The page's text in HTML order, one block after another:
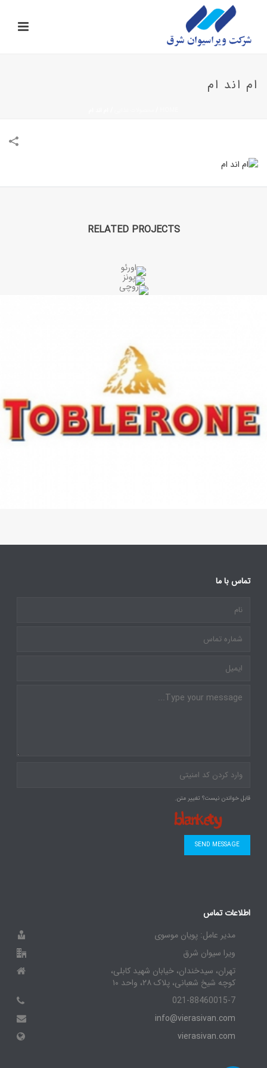
ام اند ام
RELATED PROJECTS
تماس با ما
قابل خواندن نیست؟ تغییر متن.
SEND MESSAGE
اطلاعات تماس
مدیر عامل: پویان موسوی
ویرا سیوان شرق
تهران، سیدخندان، خیابان شهید کابلی،
کوچه شیخ شعبانی، پلاک ۲۸، واحد ۱۰
021-88460015-7
info@vierasivan.com
vierasivan.com